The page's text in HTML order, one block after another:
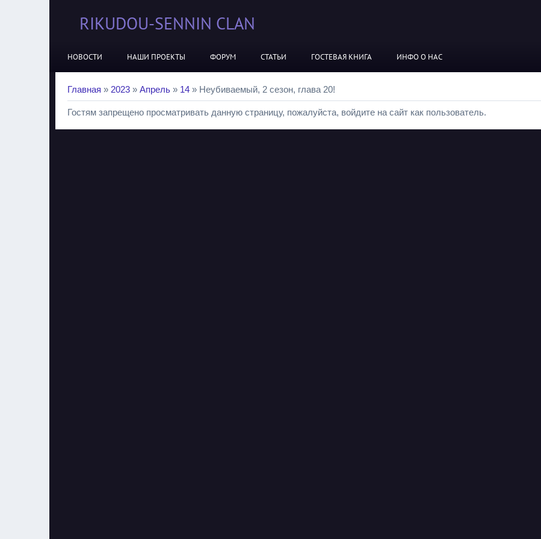
RIKUDOU-SENNIN CLAN
НОВОСТИ НАШИ ПРОЕКТЫ ФОРУМ СТАТЬИ ГОСТЕВАЯ КНИГА ИНФО О НАС
Главная » 2023 » Апрель » 14 » Неубиваемый, 2 сезон, глава 20!
Гостям запрещено просматривать данную страницу, пожалуйста, войдите на сайт как пользователь.